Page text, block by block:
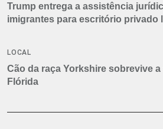
Trump entrega a assistência
imigrantes para escritório privado
LOCAL
Cão da raça Yorkshire sobrevive
Flórida